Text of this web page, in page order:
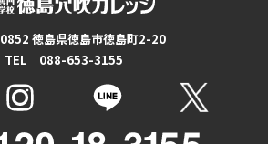
徳島県徳島市徳島町2-20
TEL 088-653-3155